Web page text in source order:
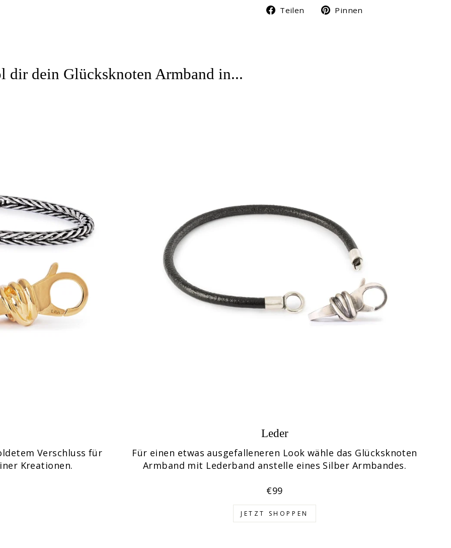
Teilen
Auf Pinnen
dir dein Glücksknoten Armband in...
Verschluss für
Kreationen.
Leder
Für einen etwas ausgefalleneren Look wähle das Glücksknoten
Armband mit Lederband anstelle eines Silber Armbandes.
€99
JETZT SHOPPEN